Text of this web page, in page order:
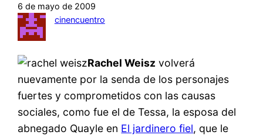
6 de mayo de 2009
cinencuentro
Rachel Weisz volverá
nuevamente por la senda de los personajes
fuertes y comprometidos con las causas
sociales, como fue el de Tessa, la esposa del
abnegado Quayle en El jardinero fiel, que le